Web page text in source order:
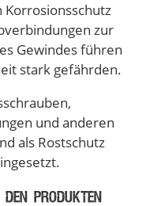
zur
Gewindes führen
stark gefährden.
und anderen
als Rostschutz
PRODUKTEN